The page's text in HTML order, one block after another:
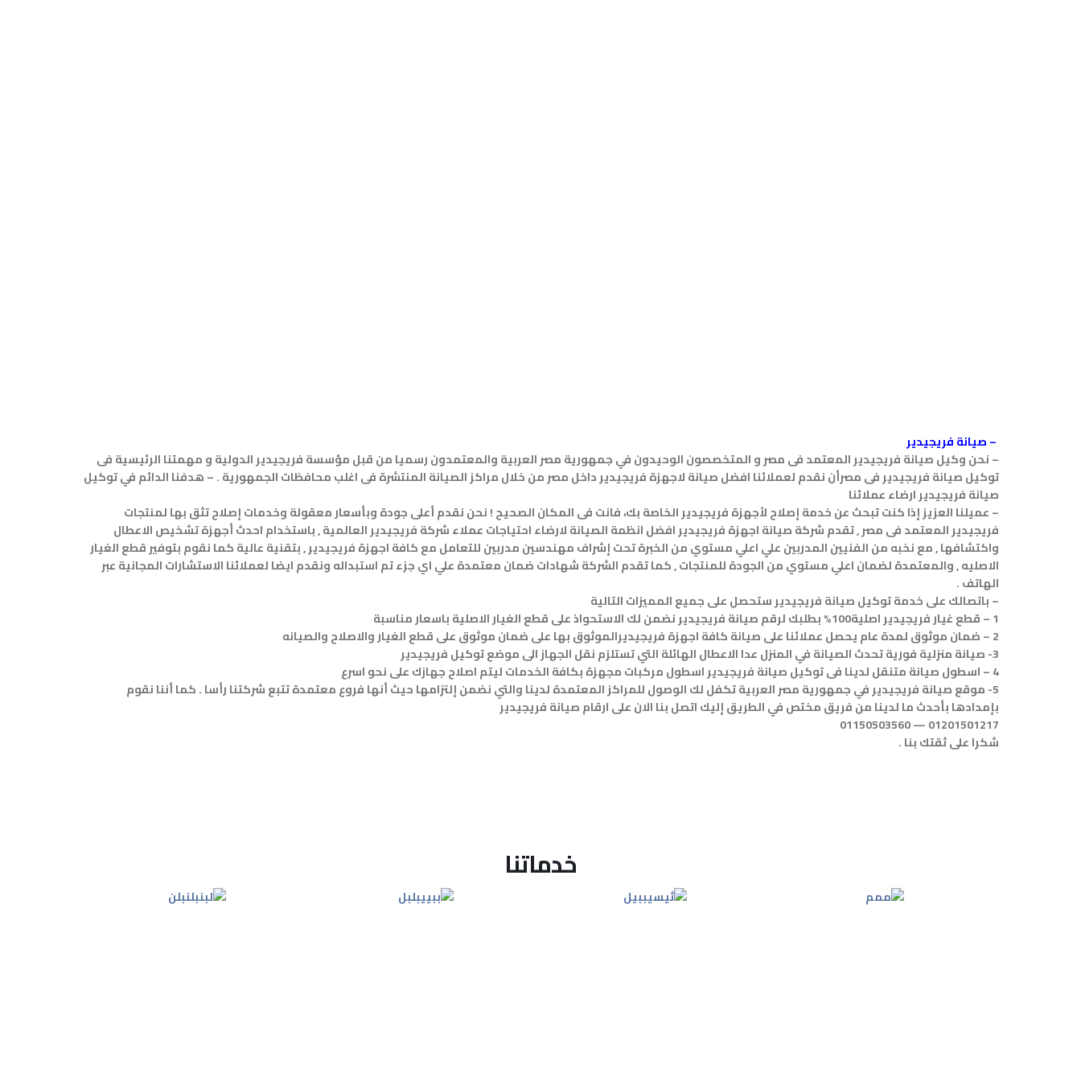
– صيانة فريجيدير
– نحن وكيل صيانة فريجيدير المعتمد فى مصر و المتخصصون الوحيدون في جمهورية مصر العربية والمعتمدون رسميا من قبل مؤسسة فريجيدير الدولية و مهمتنا الرئيسية فى
توكيل صيانة فريجيدير فى مصرأن نقدم لعملائنا افضل صيانة لاجهزة فريجيدير داخل مصر من خلال مراكز الصيانة المنتشرة فى اغلب محافظات الجمهورية . – هدفنا الدائم في توكيل
صيانة فريجيدير ارضاء عملائنا
– عميلنا العزيز إذا كنت تبحث عن خدمة إصلاح لأجهزة فريجيدير الخاصة بك، فانت فى المكان الصحيح ! نحن نقدم أعلى جودة وبأسعار معقولة وخدمات إصلاح تثق بها لمنتجات
فريجيدير المعتمد فى مصر , تقدم شركة صيانة اجهزة فريجيدير افضل انظمة الصيانة لارضاء احتياجات عملاء شركة فريجيدير العالمية , باستخدام احدث أجهزة تشخيص الاعطال
واكتشافها , مع نخبه من الفنيين المدربين علي اعلي مستوي من الخبرة تحت إشراف مهندسين مدربين للتعامل مع كافة اجهزة فريجيدير , بتقنية عالية كما نقوم بتوفير قطع الغيار
الاصليه , والمعتمدة لضمان اعلي مستوي من الجودة للمنتجات , كما تقدم الشركة شهادات ضمان معتمدة علي اي جزء تم استبداله ونقدم ايضا لعملائنا الاستشارات المجانية عبر
الهاتف .
– باتصالك على خدمة توكيل صيانة فريجيدير ستحصل على جميع المميزات التالية
1 – قطع غيار فريجيدير اصلية100% بطلبك لرقم صيانة فريجيدير نضمن لك الاستحواذ على قطع الغيار الاصلية باسعار مناسبة
2 – ضمان موثوق لمدة عام يحصل عملائنا على صيانة كافة اجهزة فريجيديرالموثوق بها على ضمان موثوق على قطع الغيار والاصلاح والصيانه
3- صيانة منزلية فورية تحدث الصيانة في المنزل عدا الاعطال الهائلة التي تستلزم نقل الجهاز الى موضع توكيل فريجيدير
4 – اسطول صيانة متنقل لدينا فى توكيل صيانة فريجيدير اسطول مركبات مجهزة بكافة الخدمات ليتم اصلاح جهازك على نحو اسرع
5- موقع صيانة فريجيدير في جمهورية مصر العربية تكفل لك الوصول للمراكز المعتمدة لدينا والتي نضمن إلتزامها حيث أنها فروع معتمدة تتبع شركتنا رأسا . كما أننا نقوم
بإمدادها بأحدث ما لدينا من فريق مختص في الطريق إليك اتصل بنا الان على ارقام صيانة فريجيدير
01201501217 — 01150503560
شكرا على ثقتك بنا .
خدماتنا